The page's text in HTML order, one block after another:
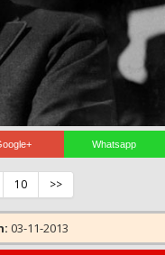
Whatsapp
10 >>
03-11-2013
KÜNYE
İLETİŞİM
Haberin Doğru Adresi.